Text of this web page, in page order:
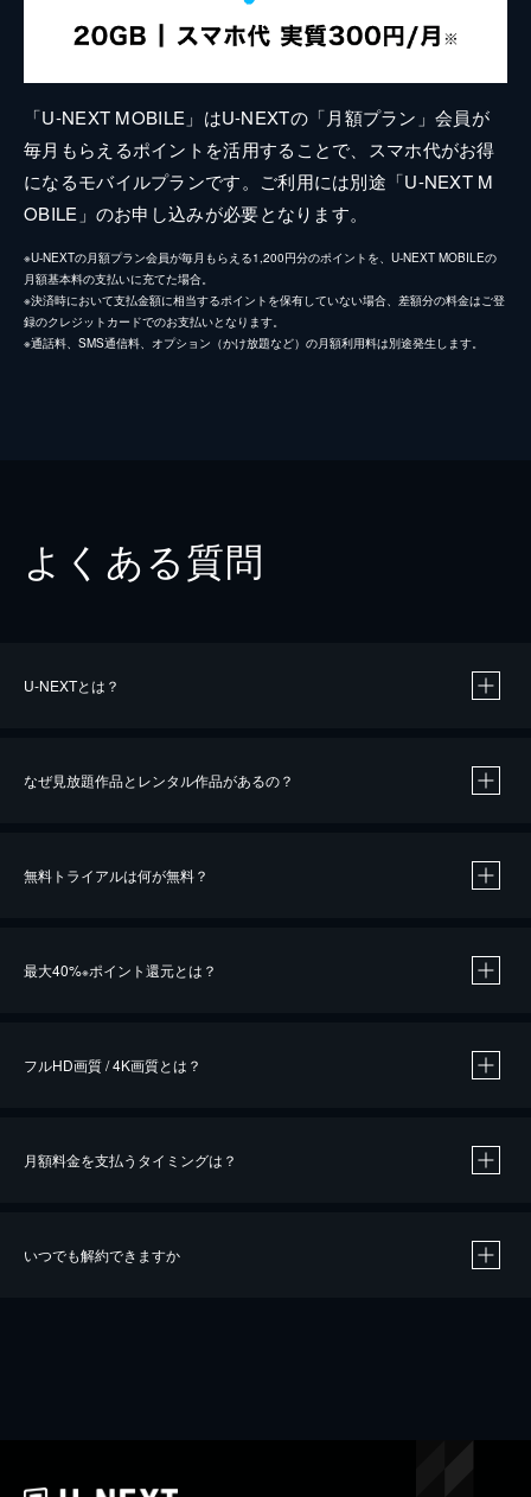
「U-NEXT MOBILE」はU-NEXTの「月額プラン」会員が
毎月もらえるポイントを活用することで、スマホ代がお得
になるモバイルプランです。ご利用には別途「U-NEXT M
OBILE」のお申し込みが必要となります。
※U-NEXTの月額プラン会員が毎月もらえる1,200円分のポイントを、U-NEXT MOBILEの
月額基本料の支払いに充てた場合。
※決済時において支払金額に相当するポイントを保有していない場合、差額分の料金はご登
録のクレジットカードでのお支払いとなります。
※通話料、SMS通信料、オプション（かけ放題など）の月額利用料は別途発生します。
よくある質問
U-NEXTとは？
なぜ見放題作品とレンタル作品があるの？
無料トライアルは何が無料？
最大40%※ポイント還元とは？
※40％ポイント還元の対象は、クレジットカード決済による作品の購入 / レンタルです。
iOSアプリのUコイン決済による作品の購入 / レンタルは、20％のポイント還元です。
フルHD画質 / 4K画質とは？
月額料金を支払うタイミングは？
いつでも解約できますか